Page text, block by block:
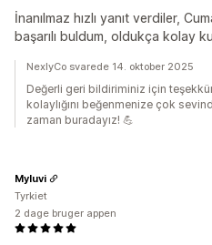
İnanılmaz hızlı yanıt verdiler,
başarılı buldum, oldukça kolay
NexlyCo svarede 14. oktober 2025
Değerli geri bildiriminiz için
kolaylığını beğenmenize çok
zaman buradayız! 💪
Myluvi
Tyrkiet
2 dage bruger appen